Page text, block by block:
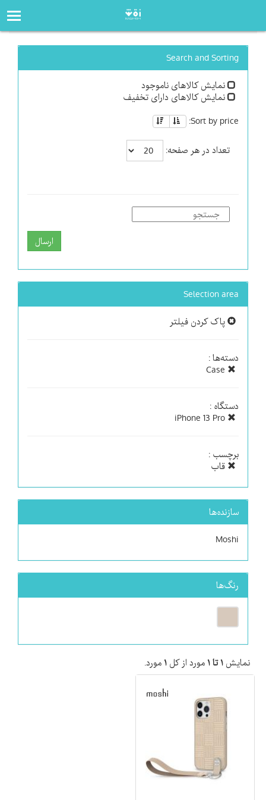
Search and Sorting
نمایش کالاهای ناموجود
نمایش کالاهای دارای تخفیف
Sort by price:
تعداد در هر صفحه:
ارسال
Selection area
پاک کردن فیلتر
دسته‌ها :
دستگاه :
برچسب :
قاب
سازنده‌ها
Moshi
رنگ‌ها
نمایش ۱ تا ۱ مورد از کل ۱ مورد.